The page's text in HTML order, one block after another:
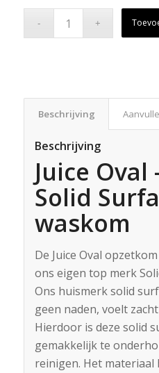
Beschrijving
Beschrijving
Juice Oval
Solid
waskom
De Juice Oval
ons eigen top merk
Ons huismerk solid
geen naden, voelt
Hierdoor is deze solid
gemakkelijk te
reinigen. Het materiaal